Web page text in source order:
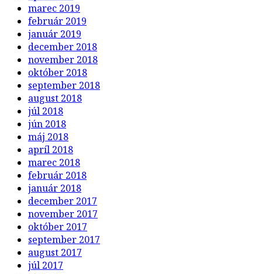
marec 2019
február 2019
január 2019
december 2018
november 2018
október 2018
september 2018
august 2018
júl 2018
jún 2018
máj 2018
apríl 2018
marec 2018
február 2018
január 2018
december 2017
november 2017
október 2017
september 2017
august 2017
júl 2017